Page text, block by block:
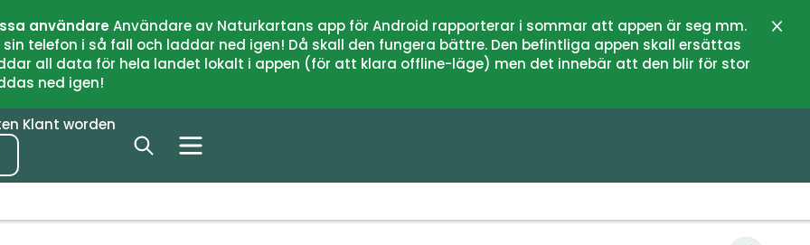
användareAnvändare av Naturkartans app för Android rapporterar i sommar att appen är seg mm.
telefon i så fall och laddar ned igen! Då skall den fungera bättre. Den befintliga appen skall ersättas
all data för hela landet lokalt i appen (för att klara offline-läge) men det innebär att den blir för stor
ned igen!
Klant worden